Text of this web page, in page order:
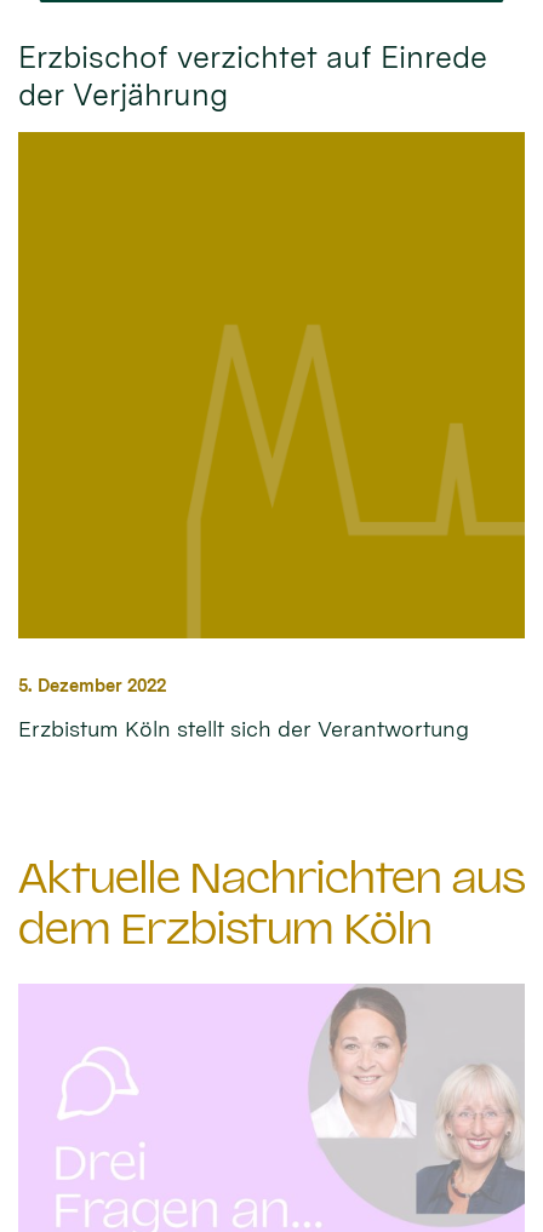
Erzbischof verzichtet auf Einrede
der Verjährung
5. Dezember 2022
Erzbistum Köln stellt sich der Verantwortung
Aktuelle Nachrichten aus
dem Erzbistum Köln